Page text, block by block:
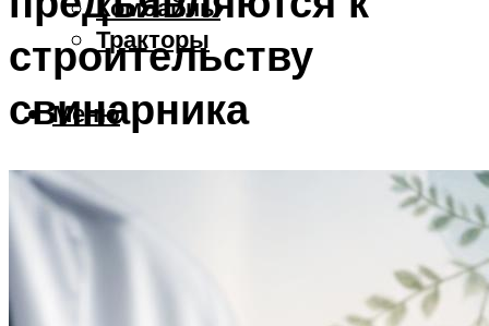
Комбайны
Тракторы
Меню
строительству
свинарника